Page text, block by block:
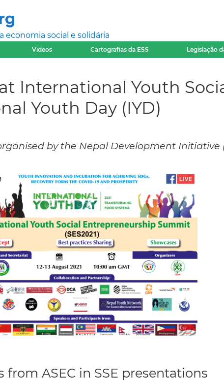
social e solidária
Videos Cartografias da ESS Legislação
at International Youth
Youth Day (IYD)
organised by the Nepal Development Initiative
from ASEC in SSE presentations